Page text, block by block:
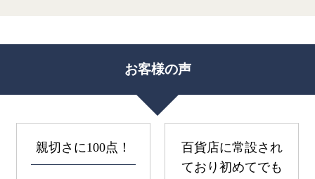
お客様の声
親切さに100点！
百貨店に常設され
ており初めてでも